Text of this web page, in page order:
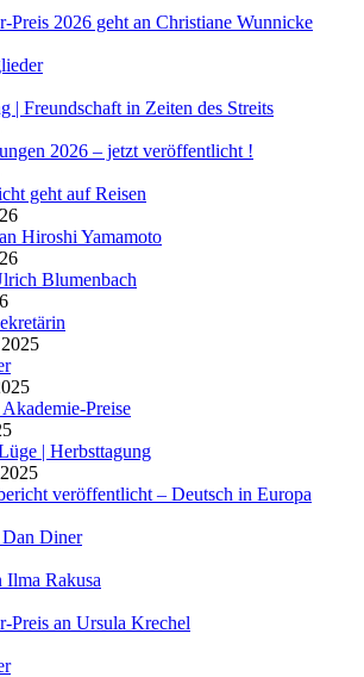
Preis 2026 geht an Christiane Wunnicke
| Freundschaft in Zeiten des Streits
2026 – jetzt veröffentlicht !
geht auf Reisen
Hiroshi Yamamoto
Blumenbach
Preise
| Herbsttagung
veröffentlicht – Deutsch in Europa
Dan Diner
Ilma Rakusa
Preis an Ursula Krechel